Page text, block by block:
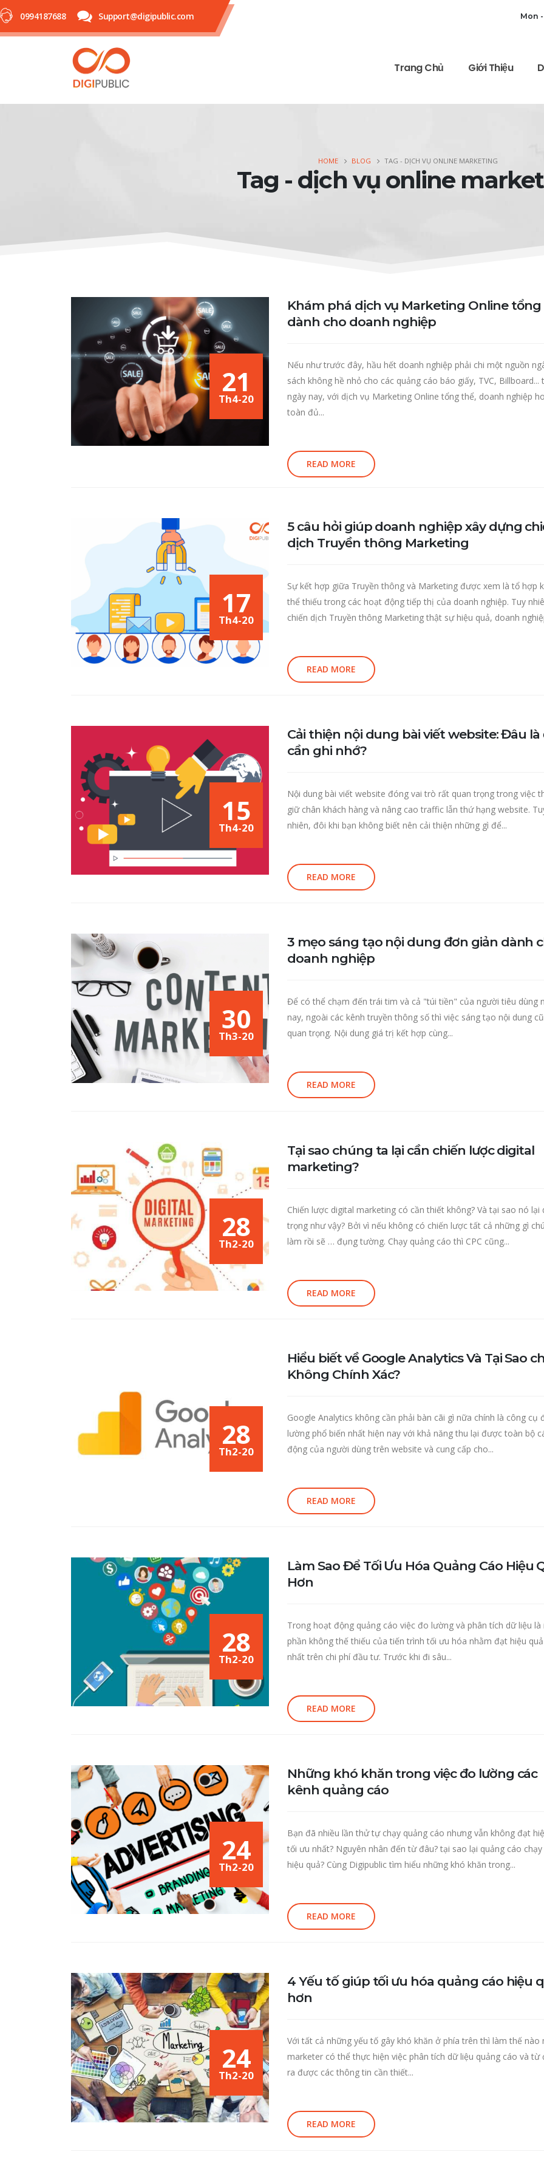
0994187688 Support@digipublic.com Mon
Trang Chủ Giới Thiệu
HOME BLOG TAG - DỊCH VỤ ONLINE MARKETING
Tag - dịch vụ online
21
Th4-20
Khám phá dịch vụ Marketing Online
dành cho doanh nghiệp
Nếu như trước đây, hầu hết doanh nghiệp phải chi một nguồn
sách không hề nhỏ cho các quảng cáo báo giấy, TVC, Billboard...
ngày nay, với dịch vụ Marketing Online tổng thể, doanh nghiệp
toàn đủ...
READ MORE
17
Th4-20
5 câu hỏi giúp doanh nghiệp xây dựng
dịch Truyền thông Marketing
Sự kết hợp giữa Truyền thông và Marketing được xem là tổ hợp
thể thiếu trong các hoạt động tiếp thị của doanh nghiệp. Tuy
chiến dịch Truyền thông Marketing thật sự hiệu quả, doanh
READ MORE
15
Th4-20
Cải thiện nội dung bài viết website: Đâu là
cần ghi nhớ?
Nội dung bài viết website đóng vai trò rất quan trọng trong việc
giữ chân khách hàng và nâng cao traffic lẫn thứ hạng website.
nhiên, đôi khi bạn không biết nên cải thiện những gì để...
READ MORE
30
Th3-20
3 mẹo sáng tạo nội dung đơn giản dành
doanh nghiệp
Để có thể chạm đến trái tim và cả "túi tiền" của người tiêu dùng
nay, ngoài các kênh truyền thông số thì việc sáng tạo nội dung
quan trọng. Nội dung giá trị kết hợp cùng...
READ MORE
28
Th2-20
Tại sao chúng ta lại cần chiến lược digital
marketing?
Chiến lược digital marketing có cần thiết không? Và tại sao nó lại
trọng như vậy? Bởi vì nếu không có chiến lược tất cả những gì
làm rồi sẽ … đụng tường. Chạy quảng cáo thì CPC cũng...
READ MORE
28
Th2-20
Hiểu biết về Google Analytics Và Tại Sao
Không Chính Xác?
Google Analytics không cần phải bàn cãi gì nữa chính là công cụ
lường phổ biến nhất hiện nay với khả năng thu lại được toàn bộ
động của người dùng trên website và cung cấp cho...
READ MORE
28
Th2-20
Làm Sao Để Tối Ưu Hóa Quảng Cáo Hiệu
Hơn
Trong hoạt động quảng cáo việc đo lường và phân tích dữ liệu là
phần không thế thiếu của tiến trình tối ưu hóa nhằm đạt hiệu
nhất trên chi phí đầu tư. Trước khi đi sâu...
READ MORE
24
Th2-20
Những khó khăn trong việc đo lường các
kênh quảng cáo
Bạn đã nhiều lần thử tự chạy quảng cáo nhưng vẫn không đạt
tối ưu nhất? Nguyên nhân đến từ đâu? tại sao lại quảng cáo
hiệu quả? Cùng Digipublic tìm hiểu những khó khăn trong...
READ MORE
24
Th2-20
4 Yếu tố giúp tối ưu hóa quảng cáo hiệu
hơn
Với tất cả những yếu tố gây khó khăn ở phía trên thì làm thế nào
marketer có thể thực hiện việc phân tích dữ liệu quảng cáo và từ
ra được các thông tin cần thiết...
READ MORE